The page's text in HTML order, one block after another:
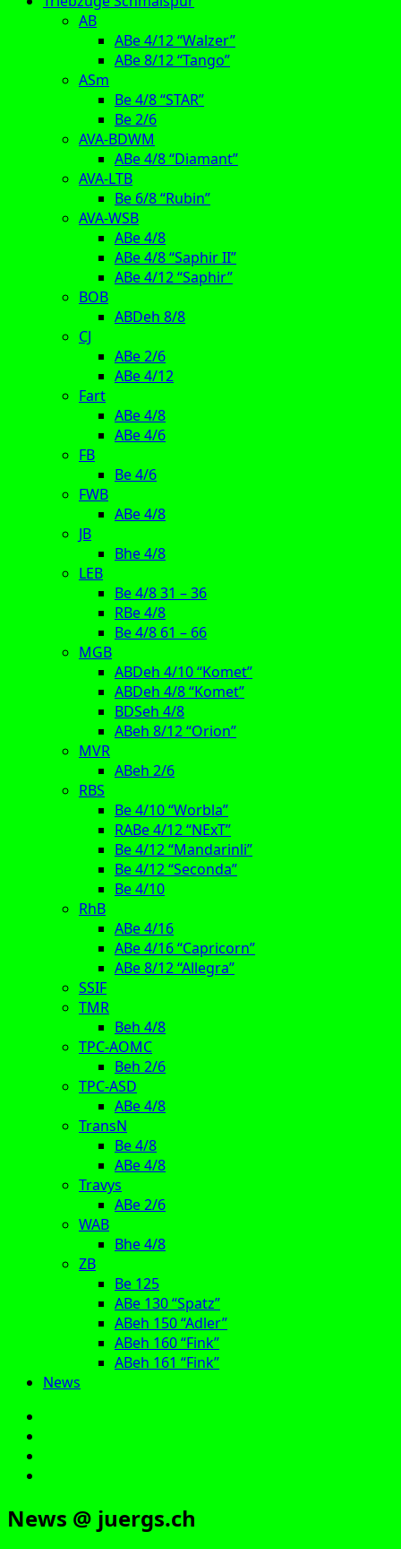
AB
ABe 4/12 “Walzer”
ABe 8/12 “Tango”
ASm
Be 4/8 “STAR”
Be 2/6
AVA-BDWM
ABe 4/8 “Diamant”
AVA-LTB
Be 6/8 “Rubin”
AVA-WSB
ABe 4/8
ABe 4/8 “Saphir II”
ABe 4/12 “Saphir”
BOB
ABDeh 8/8
CJ
ABe 2/6
ABe 4/12
Fart
ABe 4/8
ABe 4/6
FB
Be 4/6
FWB
ABe 4/8
JB
Bhe 4/8
LEB
Be 4/8 31 – 36
RBe 4/8
Be 4/8 61 – 66
MGB
ABDeh 4/10 “Komet”
ABDeh 4/8 “Komet”
BDSeh 4/8
ABeh 8/12 “Orion”
MVR
ABeh 2/6
RBS
Be 4/10 “Worbla”
RABe 4/12 “NExT”
Be 4/12 “Mandarinli”
Be 4/12 “Seconda”
Be 4/10
RhB
ABe 4/16
ABe 4/16 “Capricorn”
ABe 8/12 “Allegra”
SSIF
TMR
Beh 4/8
TPC-AOMC
Beh 2/6
TPC-ASD
ABe 4/8
TransN
Be 4/8
ABe 4/8
Travys
ABe 2/6
WAB
Bhe 4/8
ZB
Be 125
ABe 130 “Spatz”
ABeh 150 “Adler”
ABeh 160 “Fink”
ABeh 161 “Fink”
News
News @ juergs.ch